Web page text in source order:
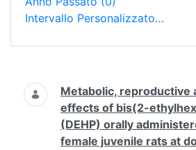
Intervallo Personalizzato…
Ricerca
Metabolic, reproductive
effects of bis(2-
(DEHP) orally
female juvenile rats at